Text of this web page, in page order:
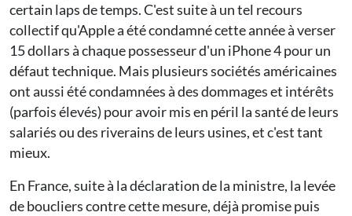
certain laps de temps. C'est suite à un tel recours
collectif qu'Apple a été condamné cette année à verser
15 dollars à chaque possesseur d'un iPhone 4 pour un
défaut technique. Mais plusieurs sociétés américaines
ont aussi été condamnées à des dommages et intérêts
(parfois élevés) pour avoir mis en péril la santé de leurs
salariés ou des riverains de leurs usines, et c'est tant
mieux.
En France, suite à la déclaration de la ministre, la levée
de boucliers contre cette mesure, déjà promise puis